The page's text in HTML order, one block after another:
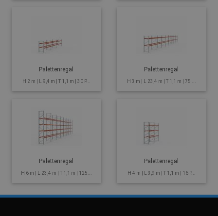
Palettenregal
H 2 m | L 9,4 m | T 1,1 m | 30 P...
Palettenregal
H 3 m | L 23,4 m | T 1,1 m | 75 ...
Palettenregal
H 6 m | L 23,4 m | T 1,1 m | 125...
Palettenregal
H 4 m | L 3,9 m | T 1,1 m | 16 P...